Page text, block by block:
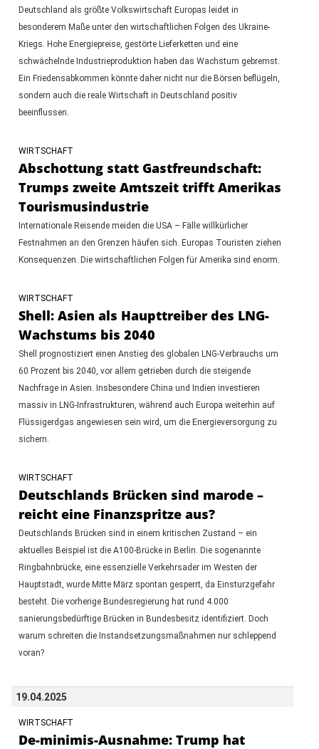
Deutschland als größte Volkswirtschaft Europas leidet in
besonderem Maße unter den wirtschaftlichen Folgen des Ukraine-
Kriegs. Hohe Energiepreise, gestörte Lieferketten und eine
schwächelnde Industrieproduktion haben das Wachstum gebremst.
Ein Friedensabkommen könnte daher nicht nur die Börsen beflügeln,
sondern auch die reale Wirtschaft in Deutschland positiv
beeinflussen.
WIRTSCHAFT
Abschottung statt Gastfreundschaft:
Trumps zweite Amtszeit trifft Amerikas
Tourismusindustrie
Internationale Reisende meiden die USA – Fälle willkürlicher
Festnahmen an den Grenzen häufen sich. Europas Touristen ziehen
Konsequenzen. Die wirtschaftlichen Folgen für Amerika sind enorm.
WIRTSCHAFT
Shell: Asien als Haupttreiber des LNG-
Wachstums bis 2040
Shell prognostiziert einen Anstieg des globalen LNG-Verbrauchs um
60 Prozent bis 2040, vor allem getrieben durch die steigende
Nachfrage in Asien. Insbesondere China und Indien investieren
massiv in LNG-Infrastrukturen, während auch Europa weiterhin auf
Flüssigerdgas angewiesen sein wird, um die Energieversorgung zu
sichern.
WIRTSCHAFT
Deutschlands Brücken sind marode –
reicht eine Finanzspritze aus?
Deutschlands Brücken sind in einem kritischen Zustand – ein
aktuelles Beispiel ist die A100-Brücke in Berlin. Die sogenannte
Ringbahnbrücke, eine essenzielle Verkehrsader im Westen der
Hauptstadt, wurde Mitte März spontan gesperrt, da Einsturzgefahr
besteht. Die vorherige Bundesregierung hat rund 4.000
sanierungsbedürftige Brücken in Bundesbesitz identifiziert. Doch
warum schreiten die Instandsetzungsmaßnahmen nur schleppend
voran?
19.04.2025
WIRTSCHAFT
De-minimis-Ausnahme: Trump hat